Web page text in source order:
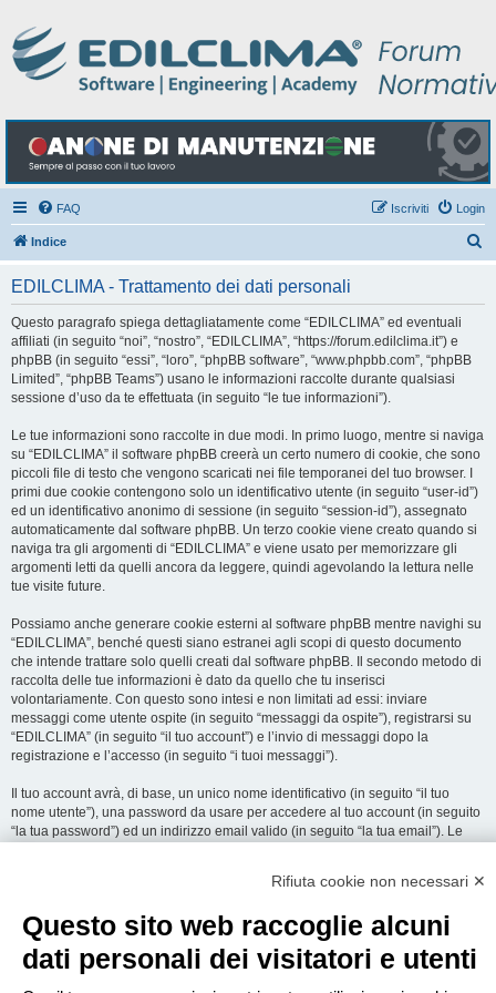
FAQ Login
Iscriviti
Indice
EDILCLIMA - Trattamento dei dati personali
Questo paragrafo spiega dettagliatamente come “EDILCLIMA” ed eventuali
affiliati (in seguito “noi”, “nostro”, “EDILCLIMA”, “https://forum.edilclima.it”) e
phpBB (in seguito “essi”, “loro”, “phpBB software”, “www.phpbb.com”, “phpBB
Limited”, “phpBB Teams”) usano le informazioni raccolte durante qualsiasi
sessione d’uso da te effettuata (in seguito “le tue informazioni”).
Le tue informazioni sono raccolte in due modi. In primo luogo, mentre si naviga
su “EDILCLIMA” il software phpBB creerà un certo numero di cookie, che sono
piccoli file di testo che vengono scaricati nei file temporanei del tuo browser. I
primi due cookie contengono solo un identificativo utente (in seguito “user-id”)
ed un identificativo anonimo di sessione (in seguito “session-id”), assegnato
automaticamente dal software phpBB. Un terzo cookie viene creato quando si
naviga tra gli argomenti di “EDILCLIMA” e viene usato per memorizzare gli
argomenti letti da quelli ancora da leggere, quindi agevolando la lettura nelle
tue visite future.
Possiamo anche generare cookie esterni al software phpBB mentre navighi su
“EDILCLIMA”, benché questi siano estranei agli scopi di questo documento
che intende trattare solo quelli creati dal software phpBB. Il secondo metodo di
raccolta delle tue informazioni è dato da quello che tu inserisci
volontariamente. Con questo sono intesi e non limitati ad essi: inviare
messaggi come utente ospite (in seguito “messaggi da ospite”), registrarsi su
“EDILCLIMA” (in seguito “il tuo account”) e l’invio di messaggi dopo la
registrazione e l’accesso (in seguito “i tuoi messaggi”).
Il tuo account avrà, di base, un unico nome identificativo (in seguito “il tuo
nome utente”), una password da usare per accedere al tuo account (in seguito
“la tua password”) ed un indirizzo email valido (in seguito “la tua email”). Le
alle informazioni di nome utente, password ed indirizzo email richiesti durante
obbligatoria o opzionale, è a totale discrezione di “EDILCLIMA”. In tutti i casi,
hai la possibilità di selezionare quali delle informazioni che hai fornito possano
essere rese pubbliche. All’interno del tuo account, hai facoltà di opt-in o opt-out
Rifiuta cookie non necessari ✕
Questo sito web raccoglie alcuni
dati personali dei visitatori e utenti